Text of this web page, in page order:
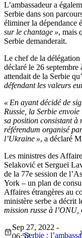
L’ambassadeur a
Serbie dans son
éliminer la dépendance
sur le chantage », mais
Serbie demanderait.
Le chef de la
déclaré le 26 septembre
attendait de la Serbie
défendant les valeurs
« En ayant décidé de
Russie, la Serbie
sa position consistant à
référendum organisé
l’Ukraine », a déclaré
Les ministres des
Selaković et Sergueï
de la 77e session de
York – un plan de
Affaires étrangères au
ministère serbe a décrit
mission russe à l’ONU,
Serbie :
Sep 27, 2022 -